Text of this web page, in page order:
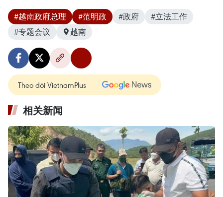
#越南政府总理 #范明政 #政府
#立法工作
#专题会议
越南
Theo dõi VietnamPlus
相关新闻